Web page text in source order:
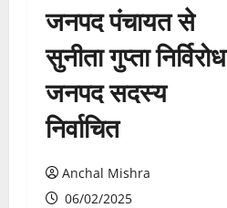
जनपद पंचायत से
सुनीता गुप्ता निर्विरोध
जनपद सदस्य
निर्वाचित
Anchal Mishra
06/02/2025